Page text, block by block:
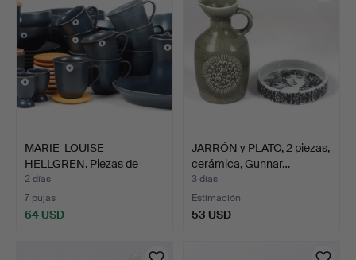
MARIE-LOUISE
HELLGREN. Piezas de
vajilla, …
2 días
7 pujas
64 USD
JARRÓN y PLATO, 2 piezas,
cerámica, Gunnar…
3 días
Estimación
53 USD